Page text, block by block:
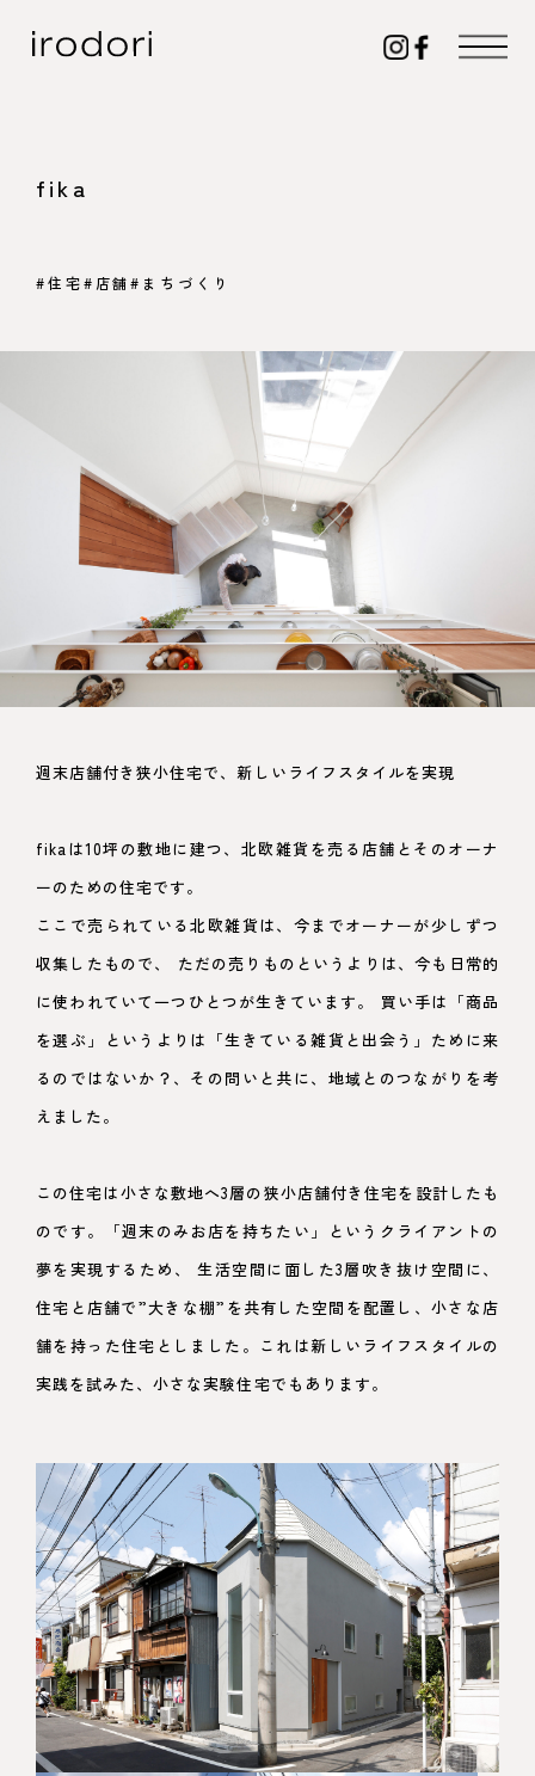
fika
#住宅#店舗#まちづくり
週末店舗付き狭小住宅で、新しいライフスタイルを実現
fikaは10坪の敷地に建つ、北欧雑貨を売る店舗とそのオーナ
ーのための住宅です。
ここで売られている北欧雑貨は、今までオーナーが少しずつ
収集したもので、 ただの売りものというよりは、今も日常的
に使われていて一つひとつが生きています。 買い手は「商品
を選ぶ」というよりは「生きている雑貨と出会う」ために来
るのではないか？、その問いと共に、地域とのつながりを考
えました。
この住宅は小さな敷地へ3層の狭小店舗付き住宅を設計したも
のです。「週末のみお店を持ちたい」というクライアントの
夢を実現するため、 生活空間に面した3層吹き抜け空間に、
住宅と店舗で”大きな棚”を共有した空間を配置し、小さな店
舗を持った住宅としました。これは新しいライフスタイルの
実践を試みた、小さな実験住宅でもあります。